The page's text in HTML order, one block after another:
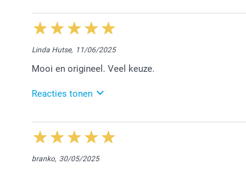
20/03/2026
13:06
Dag Mieke,
en vrienden van deze mooie dag!
Warme groet!
Linda Hutse, 11/06/2025
Mooi en origineel. Veel keuze.
Reacties tonen
11/06/2025
13:59
Hoi Linda,
branko, 30/05/2025